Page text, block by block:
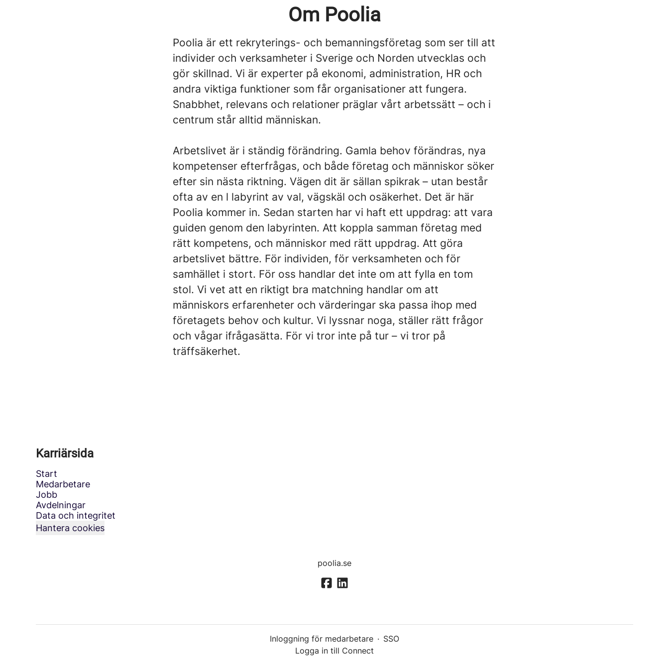
Om Poolia
Poolia är ett rekryterings- och bemanningsföretag som ser till att
individer och verksamheter i Sverige och Norden utvecklas och
gör skillnad. Vi är experter på ekonomi, administration, HR och
andra viktiga funktioner som får organisationer att fungera.
Snabbhet, relevans och relationer präglar vårt arbetssätt – och i
centrum står alltid människan.
Arbetslivet är i ständig förändring. Gamla behov förändras, nya
kompetenser efterfrågas, och både företag och människor söker
efter sin nästa riktning. Vägen dit är sällan spikrak – utan består
ofta av en l labyrint av val, vägskäl och osäkerhet. Det är här
Poolia kommer in. Sedan starten har vi haft ett uppdrag: att vara
guiden genom den labyrinten. Att koppla samman företag med
rätt kompetens, och människor med rätt uppdrag. Att göra
arbetslivet bättre. För individen, för verksamheten och för
samhället i stort. För oss handlar det inte om att fylla en tom
stol. Vi vet att en riktigt bra matchning handlar om att
människors erfarenheter och värderingar ska passa ihop med
företagets behov och kultur. Vi lyssnar noga, ställer rätt frågor
och vågar ifrågasätta. För vi tror inte på tur – vi tror på
träffsäkerhet.
Karriärsida
Start
Medarbetare
Jobb
Avdelningar
Data och integritet
Hantera cookies
poolia.se
Inloggning för medarbetare · SSO
Logga in till Connect